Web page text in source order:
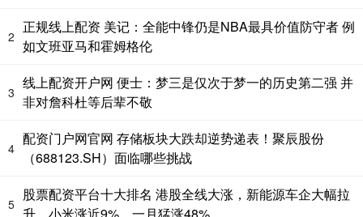
2
正规线上配资 美记：全能中锋仍是NBA最具价值防守者 例
如文班亚马和霍姆格伦
3
线上配资开户网 便士：梦三是仅次于梦一的历史第二强 并
非对詹科杜等后辈不敬
4
配资门户网官网 存储板块大跌却逆势递表！聚辰股份
（688123.SH）面临哪些挑战
5
股票配资平台十大排名 港股全线大涨，新能源车企大幅拉
升，小米涨近9%，一月猛涨48%